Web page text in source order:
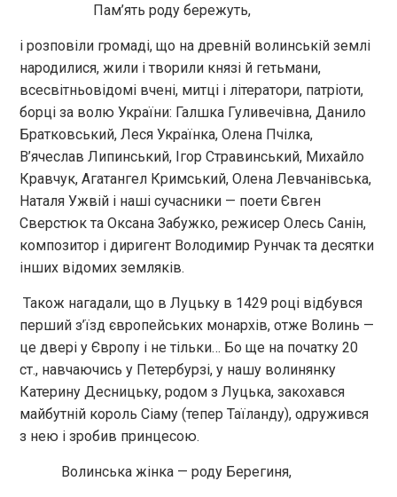
Пам’ять роду бережуть,
і розповіли громаді, що на древній волинській землі
народилися, жили і творили князі й гетьмани,
всесвітньовідомі вчені, митці і літератори, патріоти,
борці за волю України: Галшка Гуливечівна, Данило
Братковський, Леся Українка, Олена Пчілка,
В’ячеслав Липинський, Ігор Стравинський, Михайло
Кравчук, Агатангел Кримський, Олена Левчанівська,
Наталя Ужвій і наші сучасники — поети Євген
Сверстюк та Оксана Забужко, режисер Олесь Санін,
композитор і диригент Володимир Рунчак та десятки
інших відомих земляків.
Також нагадали, що в Луцьку в 1429 році відбувся
перший з’їзд європейських монархів, отже Волинь —
це двері у Європу і не тільки… Бо ще на початку 20
ст., навчаючись у Петербурзі, у нашу волинянку
Катерину Десницьку, родом з Луцька, закохався
майбутній король Сіаму (тепер Таїланду), одружився
з нею і зробив принцесою.
Волинська жінка — роду Берегиня,